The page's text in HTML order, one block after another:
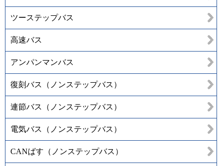
ツーステップバス
高速バス
アンパンマンバス
復刻バス（ノンステップバス）
連節バス（ノンステップバス）
電気バス（ノンステップバス）
CANばす（ノンステップバス）